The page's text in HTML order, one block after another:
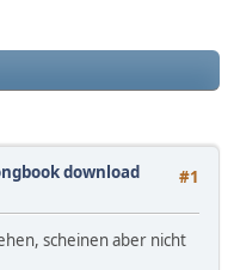
#1
download
scheinen aber nicht